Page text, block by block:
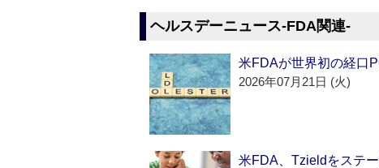
ヘルスデーニュース‐FDA関連‐
米FDAが世界初の経口
2026年07月21日 (火)
米FDA、Tzieldをステ